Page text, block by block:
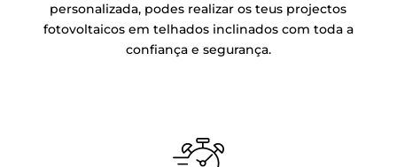
personalizada, podes realizar os teus projectos
fotovoltaicos em telhados inclinados com toda a
confiança e segurança.